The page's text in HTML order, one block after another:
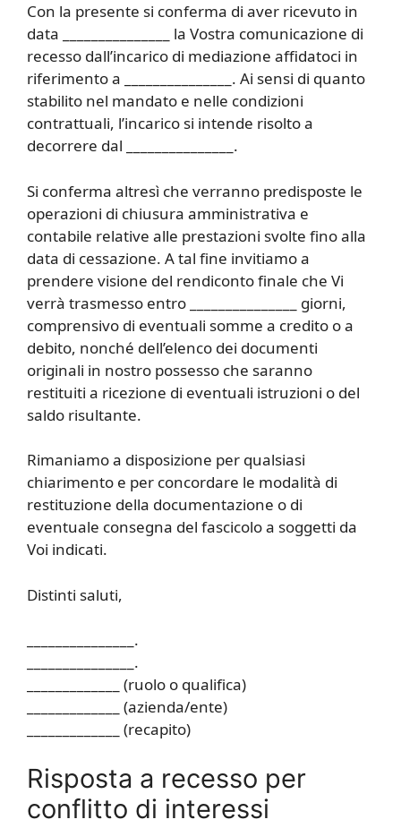
Con la presente si conferma di aver ricevuto in
data _______________ la Vostra comunicazione di
recesso dall’incarico di mediazione affidatoci in
riferimento a _______________. Ai sensi di quanto
stabilito nel mandato e nelle condizioni
contrattuali, l’incarico si intende risolto a
decorrere dal _______________.
Si conferma altresì che verranno predisposte le
operazioni di chiusura amministrativa e
contabile relative alle prestazioni svolte fino alla
data di cessazione. A tal fine invitiamo a
prendere visione del rendiconto finale che Vi
verrà trasmesso entro _______________ giorni,
comprensivo di eventuali somme a credito o a
debito, nonché dell’elenco dei documenti
originali in nostro possesso che saranno
restituiti a ricezione di eventuali istruzioni o del
saldo risultante.
Rimaniamo a disposizione per qualsiasi
chiarimento e per concordare le modalità di
restituzione della documentazione o di
eventuale consegna del fascicolo a soggetti da
Voi indicati.
Distinti saluti,
_______________.
_______________.
_____________ (ruolo o qualifica)
_____________ (azienda/ente)
_____________ (recapito)
Risposta a recesso per
conflitto di interessi